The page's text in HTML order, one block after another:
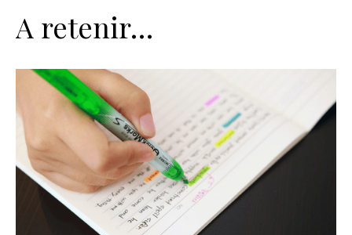
A retenir…